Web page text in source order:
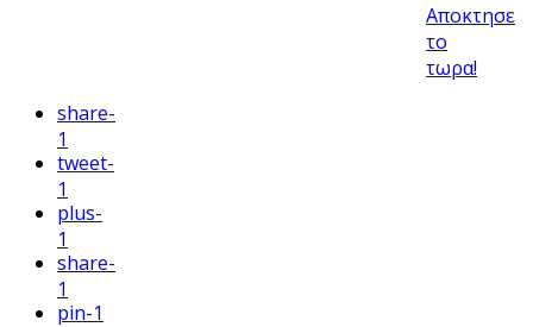
Αποκτησε
το
τωρα!
share-
1
tweet-
1
plus-
1
share-
1
pin-1